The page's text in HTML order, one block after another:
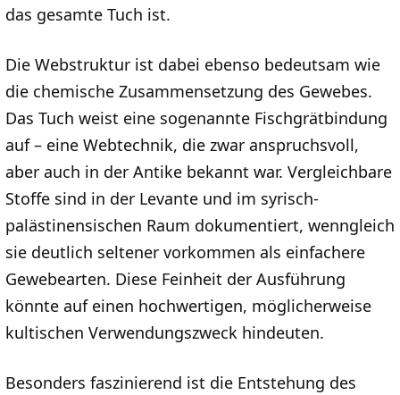
das gesamte Tuch ist.
Die Webstruktur ist dabei ebenso bedeutsam wie
die chemische Zusammensetzung des Gewebes.
Das Tuch weist eine sogenannte Fischgrätbindung
auf – eine Webtechnik, die zwar anspruchsvoll,
aber auch in der Antike bekannt war. Vergleichbare
Stoffe sind in der Levante und im syrisch-
palästinensischen Raum dokumentiert, wenngleich
sie deutlich seltener vorkommen als einfachere
Gewebearten. Diese Feinheit der Ausführung
könnte auf einen hochwertigen, möglicherweise
kultischen Verwendungszweck hindeuten.
Besonders faszinierend ist die Entstehung des